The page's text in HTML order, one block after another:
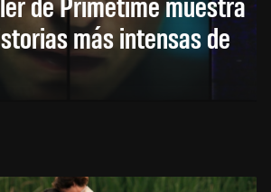
más intensas de